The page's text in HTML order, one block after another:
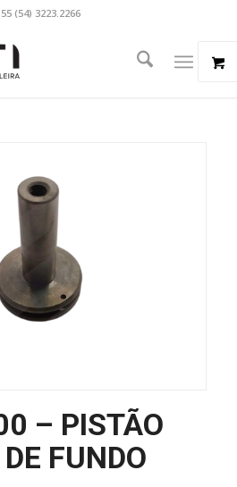
(54) 3223.2266
– PISTÃO
FUNDO